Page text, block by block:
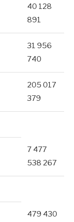
40 128
891
31 956
740
205 017
379
7 477
538 267
479 430